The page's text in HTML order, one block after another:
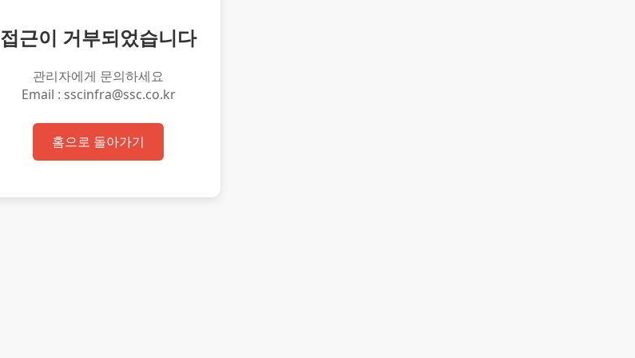
접근이 거부되었습니다
관리자에게 문의하세요
Email : sscinfra@ssc.co.kr
홈으로 돌아가기